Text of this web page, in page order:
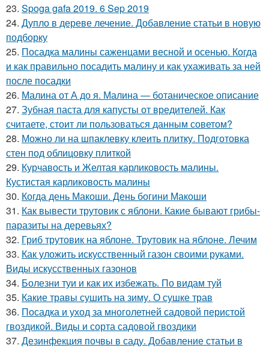
23. Spoga gafa 2019. 6 Sep 2019
24. Дупло в дереве лечение. Добавление статьи в новую
подборку
25. Посадка малины саженцами весной и осенью. Когда
и как правильно посадить малину и как ухаживать за ней
после посадки
26. Малина от А до я. Малина — ботаническое описание
27. Зубная паста для капусты от вредителей. Как
считаете, стоит ли пользоваться данным советом?
28. Можно ли на шпаклевку клеить плитку. Подготовка
стен под облицовку плиткой
29. Курчавость и Желтая карликовость малины.
Кустистая карликовость малины
30. Когда день Макоши. День богини Макоши
31. Как вывести трутовик с яблони. Какие бывают грибы-
паразиты на деревьях?
32. Гриб трутовик на яблоне. Трутовик на яблоне. Лечим
33. Как уложить искусственный газон своими руками.
Виды искусственных газонов
34. Болезни туи и как их избежать. По видам туй
35. Какие травы сушить на зиму. О сушке трав
36. Посадка и уход за многолетней садовой перистой
гвоздикой. Виды и сорта садовой гвоздики
37. Дезинфекция почвы в саду. Добавление статьи в